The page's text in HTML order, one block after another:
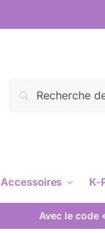
Recherche
Accessoires K-
Avec le code